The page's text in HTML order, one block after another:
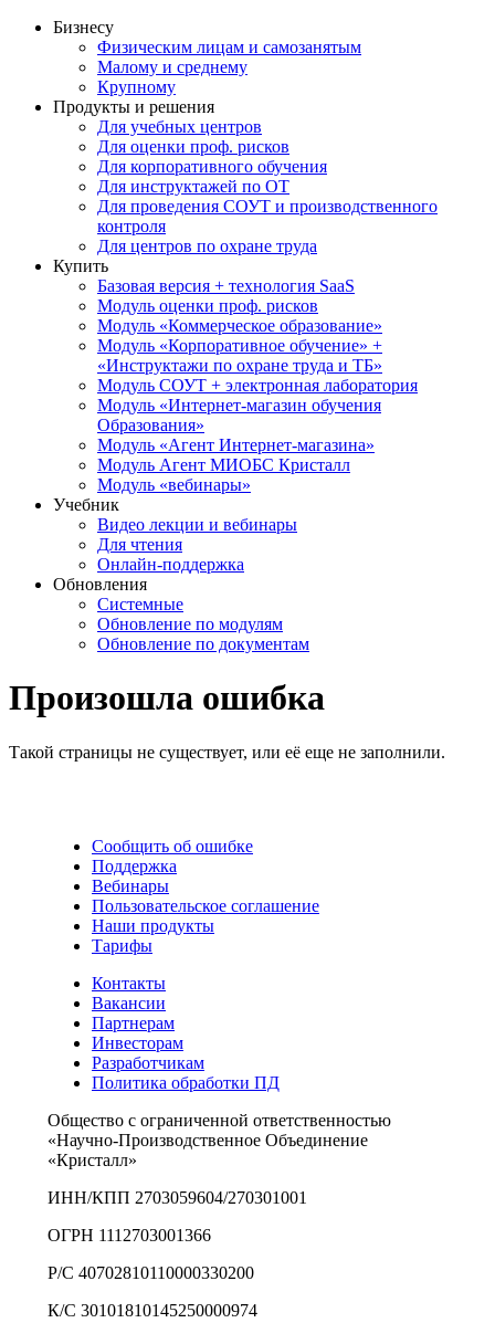
Бизнесу
Физическим лицам и самозанятым
Малому и среднему
Крупному
Продукты и решения
Для учебных центров
Для оценки проф. рисков
Для корпоративного обучения
Для инструктажей по ОТ
Для проведения СОУТ и производственного
контроля
Для центров по охране труда
Купить
Базовая версия + технология SaaS
Модуль оценки проф. рисков
Модуль «Коммерческое образование»
Модуль «Корпоративное обучение» +
«Инструктажи по охране труда и ТБ»
Модуль СОУТ + электронная лаборатория
Модуль «Интернет-магазин обучения
Образования»
Модуль «Агент Интернет-магазина»
Модуль Агент МИОБС Кристалл
Модуль «вебинары»
Учебник
Видео лекции и вебинары
Для чтения
Онлайн-поддержка
Обновления
Системные
Обновление по модулям
Обновление по документам
Произошла ошибка
Такой страницы не существует, или её еще не заполнили.
Сообщить об ошибке
Поддержка
Вебинары
Пользовательское соглашение
Наши продукты
Тарифы
Контакты
Вакансии
Партнерам
Инвесторам
Разработчикам
Политика обработки ПД
Общество с ограниченной ответственностью
«Научно-Производственное Объединение
«Кристалл»
ИНН/КПП 2703059604/270301001
ОГРН 1112703001366
Р/С 40702810110000330200
К/С 30101810145250000974